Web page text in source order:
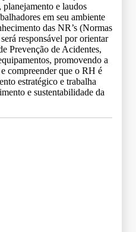
planejamento e laudos
em seu ambiente
das NR’s (Normas
responsável por orientar
Prevenção de Acidentes,
promovendo a
compreender que o RH é
estratégico e trabalha
e sustentabilidade da